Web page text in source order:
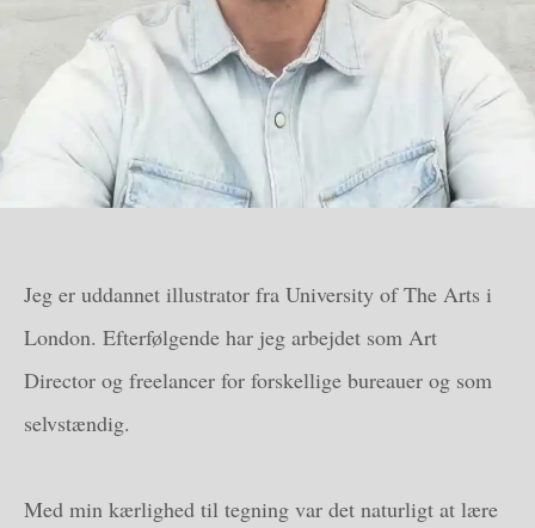
Jeg er uddannet illustrator fra University of The Arts i
London. Efterfølgende har jeg arbejdet som Art
Director og freelancer for forskellige bureauer og som
selvstændig.
Med min kærlighed til tegning var det naturligt at lære